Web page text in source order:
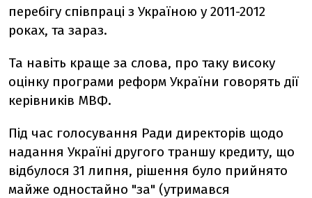
перебігу співпраці з Україною у 2011-2012
роках, та зараз.
Та навіть краще за слова, про таку високу
оцінку програми реформ України говорять дії
керівників МВФ.
Під час голосування Ради директорів щодо
надання Україні другого траншу кредиту, що
відбулося 31 липня, рішення було прийнято
майже одностайно "за" (утримався